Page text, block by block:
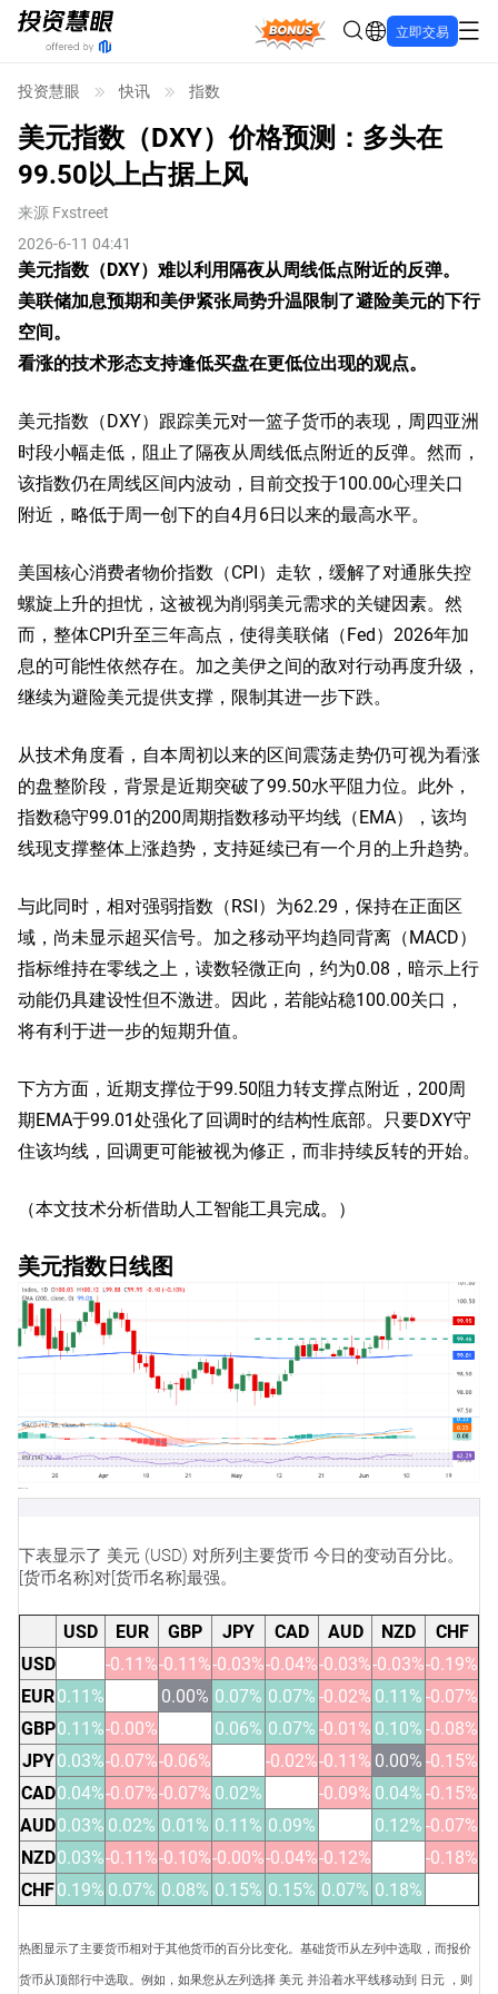
Bonus 立即交易
投资慧眼 快讯 指数
美元指数（DXY）价格预测：多头在
99.50以上占据上风
来源 Fxstreet
2026-6-11 04:41
美元指数（DXY）难以利用隔夜从周线低点附近的反弹。
美联储加息预期和美伊紧张局势升温限制了避险美元的下行
空间。
看涨的技术形态支持逢低买盘在更低位出现的观点。
美元指数（DXY）跟踪美元对一篮子货币的表现，周四亚洲
时段小幅走低，阻止了隔夜从周线低点附近的反弹。然而，
该指数仍在周线区间内波动，目前交投于100.00心理关口
附近，略低于周一创下的自4月6日以来的最高水平。
美国核心消费者物价指数（CPI）走软，缓解了对通胀失控
螺旋上升的担忧，这被视为削弱美元需求的关键因素。然
而，整体CPI升至三年高点，使得美联储（Fed）2026年加
息的可能性依然存在。加之美伊之间的敌对行动再度升级，
继续为避险美元提供支撑，限制其进一步下跌。
从技术角度看，自本周初以来的区间震荡走势仍可视为看涨
的盘整阶段，背景是近期突破了99.50水平阻力位。此外，
指数稳守99.01的200周期指数移动平均线（EMA），该均
线现支撑整体上涨趋势，支持延续已有一个月的上升趋势。
与此同时，相对强弱指数（RSI）为62.29，保持在正面区
域，尚未显示超买信号。加之移动平均趋同背离（MACD）
指标维持在零线之上，读数轻微正向，约为0.08，暗示上行
动能仍具建设性但不激进。因此，若能站稳100.00关口，
将有利于进一步的短期升值。
下方方面，近期支撑位于99.50阻力转支撑点附近，200周
期EMA于99.01处强化了回调时的结构性底部。只要DXY守
住该均线，回调更可能被视为修正，而非持续反转的开始。
（本文技术分析借助人工智能工具完成。）
美元指数日线图
下表显示了 美元 (USD) 对所列主要货币 今日的变动百分比。
[货币名称]对[货币名称]最强。
USD EUR GBP JPY CAD AUD NZD
CHF
USD
-0.11%-0.11%-0.03%-0.04%-0.03%-0.03%-0.19%
EUR0.11% 0.00% 0.07% 0.07%-0.02% 0.11%-0.07%
GBP0.11%-0.00% 0.06% 0.07%-0.01% 0.10%-0.08%
JPY0.03%-0.07%-0.06% -0.02%-0.11% 0.00%-0.15%
CAD0.04%-0.07%-0.07% 0.02% -0.09% 0.04%-0.15%
AUD0.03% 0.02% 0.01% 0.11% 0.09% 0.12%-0.07%
NZD0.03%-0.11%-0.10%-0.00%-0.04%-0.12%
-0.18%
CHF0.19% 0.07% 0.08% 0.15% 0.15% 0.07% 0.18%
热图显示了主要货币相对于其他货币的百分比变化。基础货币从左列中选取，而报价
货币从顶部行中选取。例如，如果您从左列选择 美元 并沿着水平线移动到 日元 ，则